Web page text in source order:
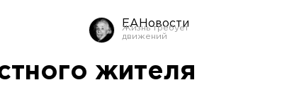
ЕАНовости
жителя